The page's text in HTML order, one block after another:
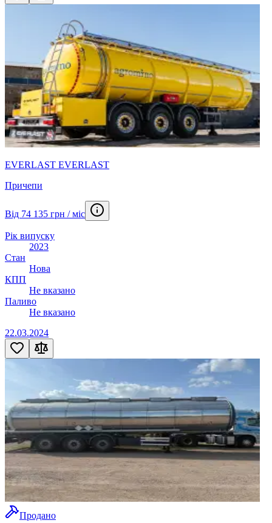
EVERLAST EVERLAST
Причепи
Від 74 135 грн / міс
Рік випуску
2023
Стан
Нова
КПП
Не вказано
Паливо
Не вказано
22.03.2024
Продано